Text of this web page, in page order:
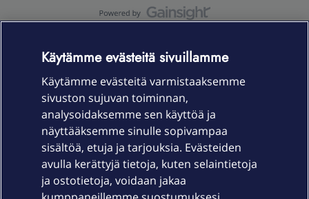
Laitteet & liittymät
Palvelut
Käytämme evästeitä sivuillamme
Käytämme evästeitä varmistaaksemme
sivuston sujuvan toiminnan,
analysoidaksemme sen käyttöä ja
näyttääksemme sinulle sopivampaa
sisältöä, etuja ja tarjouksia. Evästeiden
avulla kerättyjä tietoja, kuten selaintietoja
ja ostotietoja, voidaan jakaa